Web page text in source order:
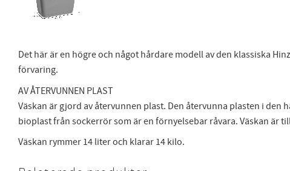
Det här är en högre och något hårdare modell av den klassiska
förvaring.
AV ÅTERVUNNEN PLAST
Väskan är gjord av återvunnen plast. Den återvunna plasten i
bioplast från sockerrör som är en förnyelsebar råvara. Väskan är
Väskan rymmer 14 liter och klarar 14 kilo.